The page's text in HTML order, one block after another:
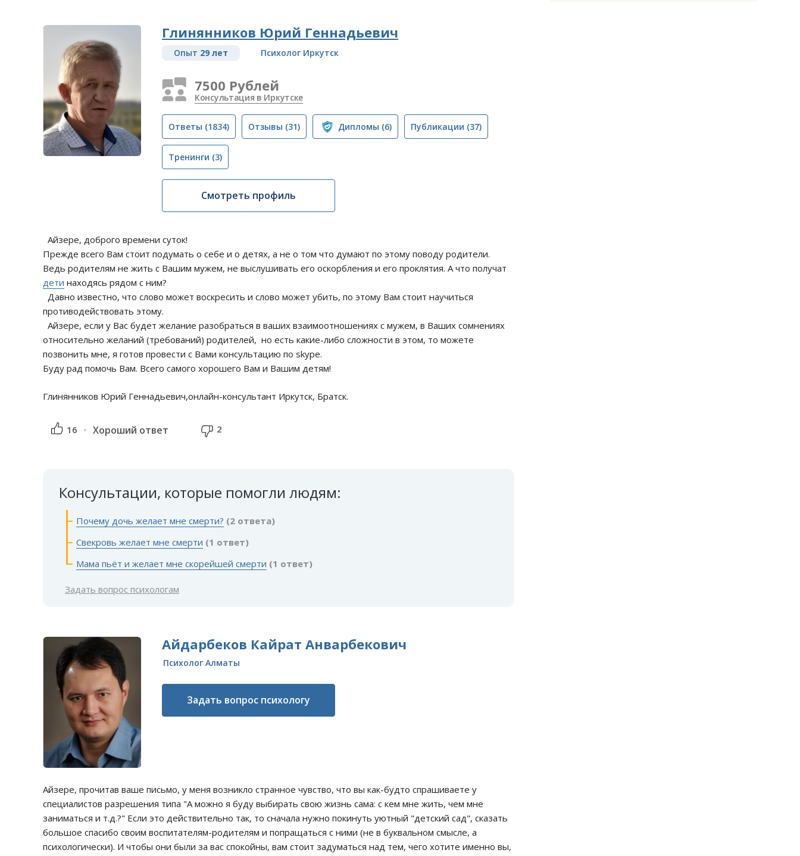
Глинянников Юрий Геннадьевич
Опыт 29 лет Психолог Иркутск
7500 Рублей
Консультация в Иркутске
Ответы (1834) Отзывы (31) Дипломы (6) Публикации (37)
Тренинги (3)
Смотреть профиль
Айзере, доброго времени суток!
Прежде всего Вам стоит подумать о себе и о детях, а не о том что думают по этому поводу родители.
Ведь родителям не жить с Вашим мужем, не выслушивать его оскорбления и его проклятия. А что получат
дети находясь рядом с ним?
Давно известно, что слово может воскресить и слово может убить, по этому Вам стоит научиться
противодействовать этому.
Айзере, если у Вас будет желание разобраться в ваших взаимоотношениях с мужем, в Ваших сомнениях
относительно желаний (требований) родителей, но есть какие-либо сложности в этом, то можете
позвонить мне, я готов провести с Вами консультацию по skype.
Буду рад помочь Вам. Всего самого хорошего Вам и Вашим детям!
Глинянников Юрий Геннадьевич,онлайн-консультант Иркутск, Братск.
16 Хороший ответ 2
Консультации, которые помогли людям:
Почему дочь желает мне смерти? (2 ответа)
Свекровь желает мне смерти (1 ответ)
Мама пьёт и желает мне скорейшей смерти (1 ответ)
Задать вопрос психологам
Айдарбеков Кайрат Анварбекович
Психолог Алматы
Задать вопрос психологу
Айзере, прочитав ваше письмо, у меня возникло странное чувство, что вы как-будто спрашиваете у
специалистов разрешения типа "А можно я буду выбирать свою жизнь сама: с кем мне жить, чем мне
заниматься и т.д.?" Если это действительно так, то сначала нужно покинуть уютный "детский сад", сказать
большое спасибо своим воспитателям-родителям и попращаться с ними (не в буквальном смысле, а
психологически). И чтобы они были за вас спокойны, вам стоит задуматься над тем, чего хотите именно вы,